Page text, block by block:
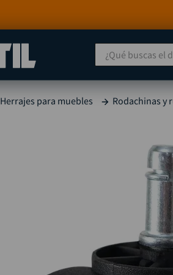
¿Qué buscas el día
Herrajes para muebles Rodachinas y